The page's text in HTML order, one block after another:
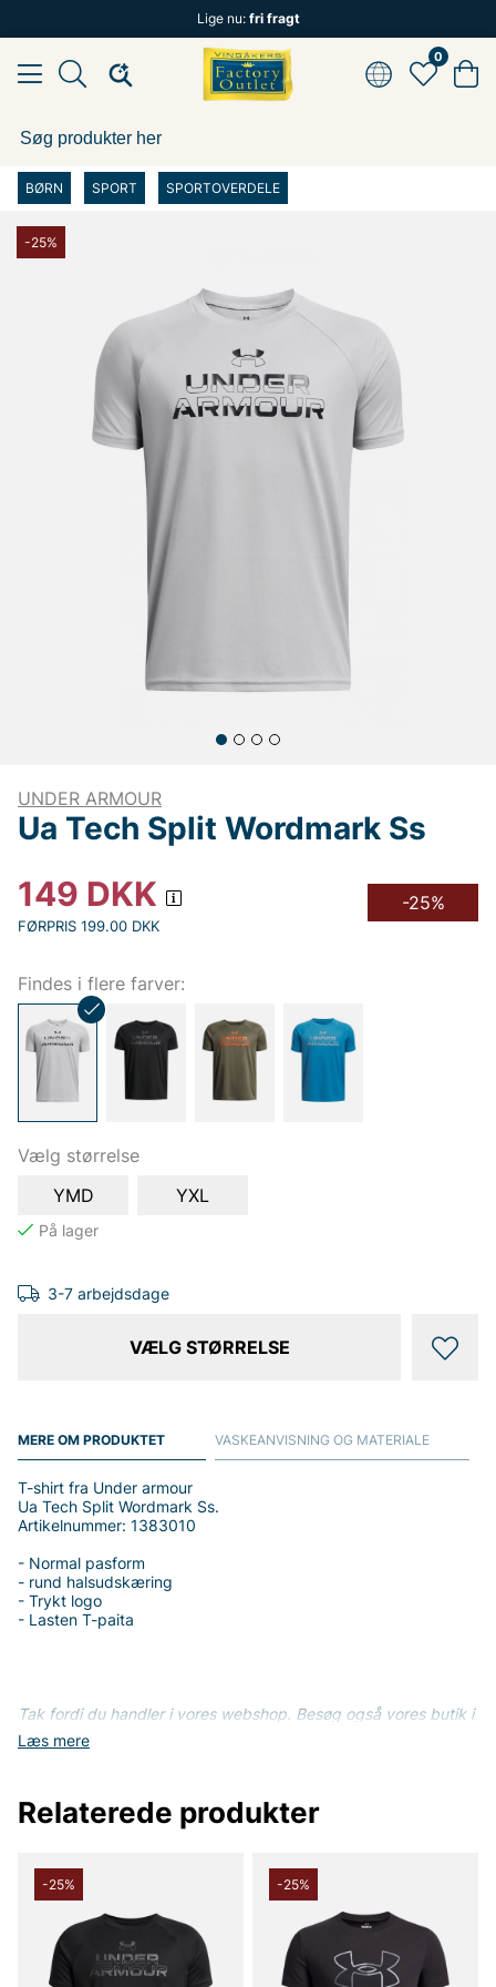
Lige nu: fri fragt
0
BØRN SPORT SPORTOVERDELE
-25%
UNDER ARMOUR
Ua Tech Split Wordmark Ss
149 DKK
FØRPRIS 199.00 DKK
-25%
Findes i flere farver:
Vælg størrelse
YMD
YXL
3-7 arbejdsdage
VÆLG STØRRELSE
MERE OM PRODUKTET
Læs mere
T-shirt fra Under armour
Ua Tech Split Wordmark Ss.
Artikelnummer: 1383010
- Normal pasform
- rund halsudskæring
- Trykt logo
- Lasten T-paita
Tak fordi du handler i vores webshop. Besøg også vores butik i
Vingåker.
VASKEANVISNING OG MATERIALE
Relaterede produkter
-25% -25%